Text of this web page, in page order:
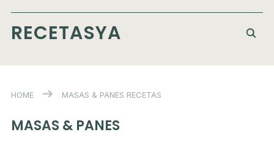
RECETASYA
HOME MASAS & PANES RECETAS
MASAS & PANES